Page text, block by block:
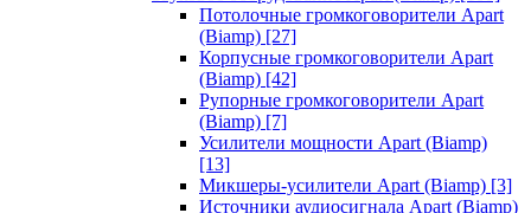
Потолочные громкоговорители Apart
(Biamp) [27]
Корпусные громкоговорители Apart
(Biamp) [42]
Рупорные громкоговорители Apart
(Biamp) [7]
Усилители мощности Apart (Biamp)
[13]
Микшеры-усилители Apart (Biamp) [3]
Источники аудиосигнала Apart (Biamp)